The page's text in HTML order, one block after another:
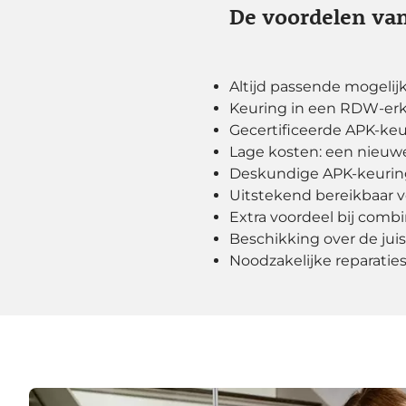
De voordelen
Altijd passende
Keuring in een RDW-
Gecertificeerde APK-
Lage kosten: een
Deskundige APK-
Uitstekend bereikbaar
Extra voordeel bij
Beschikking over de
Noodzakelijke